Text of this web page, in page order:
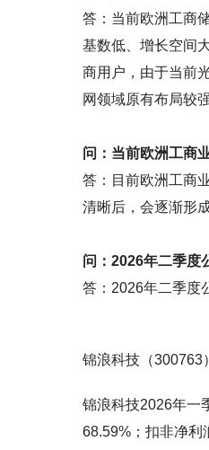
答：当前欧洲工商
基数低、增长空间
商用户，由于当前
网领域原有布局较
问：当前欧洲工商
答：目前欧洲工商
清晰后，会逐渐形
问：2026年二季度
答：2026年二季度
锦浪科技（300763
锦浪科技2026年一
68.59%；扣非净利